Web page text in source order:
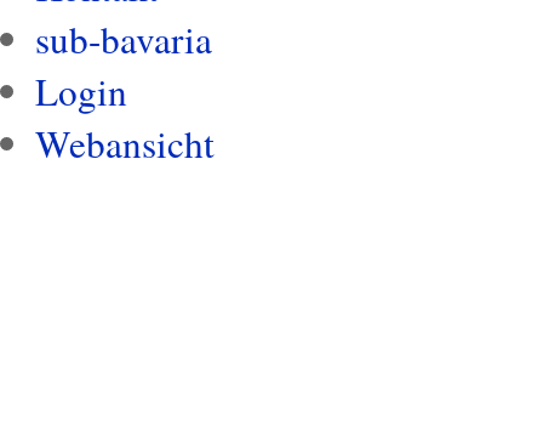
sub-bavaria
Login
Webansicht